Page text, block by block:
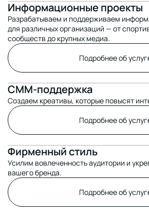
Информационные проекты
Разрабатываем и поддерживаем
для различных организаций — от
сообществ до крупных медиа.
Подробнее об
СММ-поддержка
Создаем креативы, которые повысят
Подробнее об
Фирменный стиль
Усилим вовлеченность аудитории и
вашего бренда.
Подробнее об